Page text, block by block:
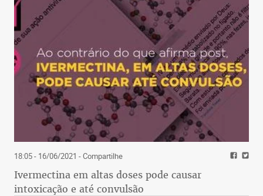
18:05 - 16/06/2021 - Compartilhe
Ivermectina em altas doses pode causar
intoxicação e até convulsão